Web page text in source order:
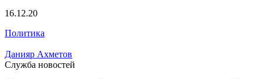
16.12.20
Политика
Данияр Ахметов
Служба новостей